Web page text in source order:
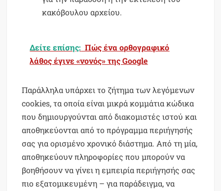
κακόβουλου αρχείου.
Δείτε επίσης: Πώς ένα ορθογραφικό
λάθος έγινε «νονός» της Google
Παράλληλα υπάρχει το ζήτημα των λεγόμενων
cookies, τα οποία είναι μικρά κομμάτια κώδικα
που δημιουργούνται από διακομιστές ιστού και
αποθηκεύονται από το πρόγραμμα περιήγησής
σας για ορισμένο χρονικό διάστημα. Από τη μία,
αποθηκεύουν πληροφορίες που μπορούν να
βοηθήσουν να γίνει η εμπειρία περιήγησής σας
πιο εξατομικευμένη – για παράδειγμα, να